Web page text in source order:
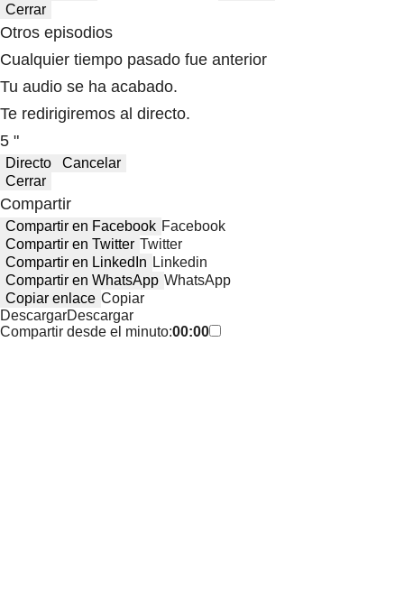
Cerrar
Otros episodios
Cualquier tiempo pasado fue anterior
Tu audio se ha acabado.
Te redirigiremos al directo.
5 "
Directo
Cancelar
Cerrar
Compartir
Compartir en Facebook Facebook
Compartir en Twitter Twitter
Compartir en LinkedIn Linkedin
Compartir en WhatsApp WhatsApp
Copiar enlace Copiar
DescargarDescargar
Compartir desde el minuto:00:00